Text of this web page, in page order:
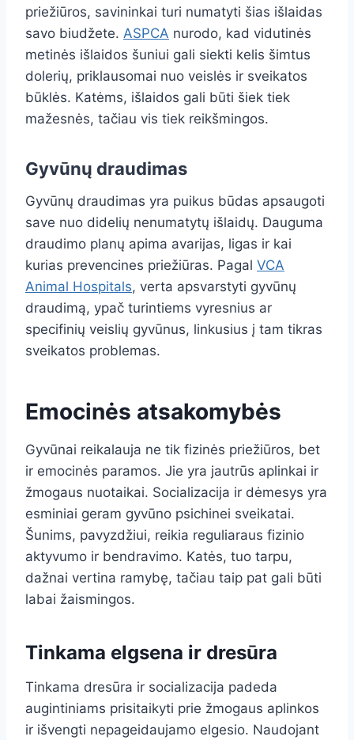
priežiūros, savininkai turi numatyti šias išlaidas
savo biudžete. ASPCA nurodo, kad vidutinės
metinės išlaidos šuniui gali siekti kelis šimtus
dolerių, priklausomai nuo veislės ir sveikatos
būklės. Katėms, išlaidos gali būti šiek tiek
mažesnės, tačiau vis tiek reikšmingos.
Gyvūnų draudimas
Gyvūnų draudimas yra puikus būdas apsaugoti
save nuo didelių nenumatytų išlaidų. Dauguma
draudimo planų apima avarijas, ligas ir kai
kurias prevencines priežiūras. Pagal VCA
Animal Hospitals, verta apsvarstyti gyvūnų
draudimą, ypač turintiems vyresnius ar
specifinių veislių gyvūnus, linkusius į tam tikras
sveikatos problemas.
Emocinės atsakomybės
Gyvūnai reikalauja ne tik fizinės priežiūros, bet
ir emocinės paramos. Jie yra jautrūs aplinkai ir
žmogaus nuotaikai. Socializacija ir dėmesys yra
esminiai geram gyvūno psichinei sveikatai.
Šunims, pavyzdžiui, reikia reguliaraus fizinio
aktyvumo ir bendravimo. Katės, tuo tarpu,
dažnai vertina ramybę, tačiau taip pat gali būti
labai žaismingos.
Tinkama elgsena ir dresūra
Tinkama dresūra ir socializacija padeda
augintiniams prisitaikyti prie žmogaus aplinkos
ir išvengti nepageidaujamo elgesio. Naudojant